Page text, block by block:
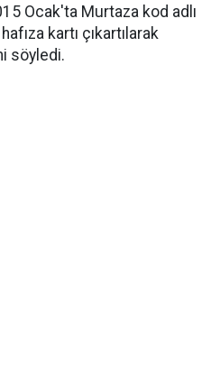
Ocak'ta Murtaza kod adlı
kartı çıkartılarak
söyledi.